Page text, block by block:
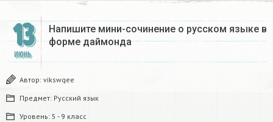
13
ИЮНЬ
Напишите мини-сочинение о русском языке в
форме даймонда
Автор: vikswqee
Предмет: Русский язык
Уровень: 5 - 9 класс